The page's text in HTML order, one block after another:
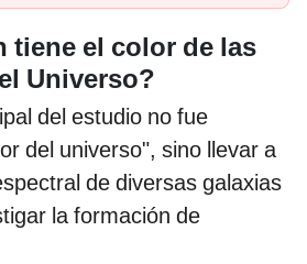
tiene el color de las
Universo?
del estudio no fue
del universo", sino llevar a
de diversas galaxias
la formación de